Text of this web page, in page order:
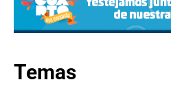
Temas